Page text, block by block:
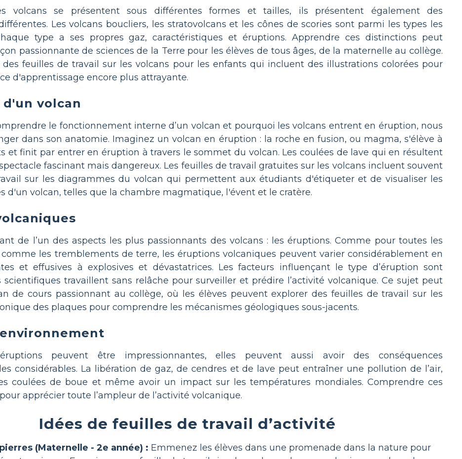
volcans se présentent sous différentes formes et tailles, ils présentent également des
Les volcans boucliers, les stratovolcans et les cônes de scories sont parmi les types les
type a ses propres gaz, caractéristiques et éruptions. Apprendre ces distinctions peut
passionnante de sciences de la Terre pour les élèves de tous âges, de la maternelle au collège.
des feuilles de travail sur les volcans pour les enfants qui incluent des illustrations colorées pour
d'apprentissage encore plus attrayante.
volcan
le fonctionnement interne d’un volcan et pourquoi les volcans entrent en éruption, nous
dans son anatomie. Imaginez un volcan en éruption : la roche en fusion, ou magma, s'élève à
et finit par entrer en éruption à travers le sommet du volcan. Les coulées de lave qui en résultent
fascinant mais dangereux. Les feuilles de travail gratuites sur les volcans incluent souvent
sur les diagrammes du volcan qui permettent aux étudiants d'étiqueter et de visualiser les
d'un volcan, telles que la chambre magmatique, l'évent et le cratère.
de l’un des aspects les plus passionnants des volcans : les éruptions. Comme pour toutes les
comme les tremblements de terre, les éruptions volcaniques peuvent varier considérablement en
et effusives à explosives et dévastatrices. Les facteurs influençant le type d’éruption sont
scientifiques travaillent sans relâche pour surveiller et prédire l’activité volcanique. Ce sujet peut
de cours passionnant au collège, où les élèves peuvent explorer des feuilles de travail sur les
des plaques pour comprendre les mécanismes géologiques sous-jacents.
peuvent être impressionnantes, elles peuvent aussi avoir des conséquences
considérables. La libération de gaz, de cendres et de lave peut entraîner une pollution de l’air,
coulées de boue et même avoir un impact sur les températures mondiales. Comprendre ces
apprécier toute l’ampleur de l’activité volcanique.
Idées de feuilles de travail d’activité
(Maternelle - 2e année) : Emmenez les élèves dans une promenade dans la nature pour